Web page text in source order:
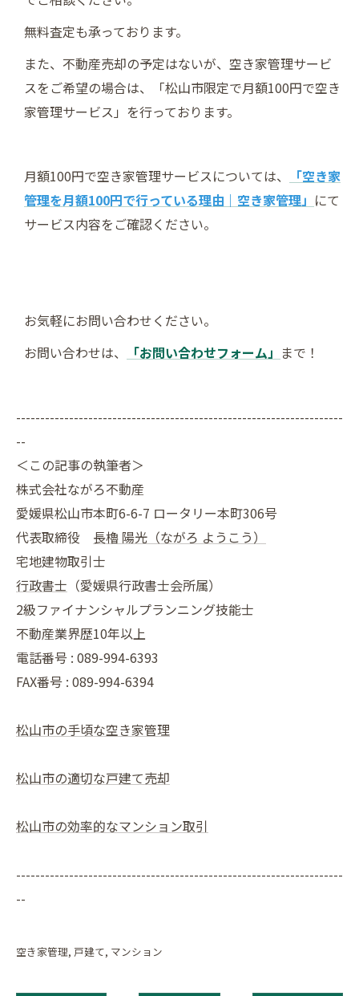
無料査定も承っております。
また、不動産売却の予定はないが、空き家管理サービ
スをご希望の場合は、「松山市限定で月額100円で空き
家管理サービス」を行っております。
月額100円で空き家管理サービスについては、
「空き家
管理を月額100円で行っている理由｜空き家管理」 にて
サービス内容をご確認ください。
お気軽にお問い合わせください。
お問い合わせは、
「お問い合わせフォーム」 まで！
--------------------------------------------------------------------
--
＜この記事の執筆者＞
株式会社ながろ不動産
愛媛県松山市本町6-6-7 ロータリー本町306号
代表取締役 長櫓 陽光（ながろ ようこう）
宅地建物取引士
行政書士 （愛媛県行政書士会所属）
2級ファイナンシャルプランニング技能士
不動産業界歴10年以上
電話番号 : 089-994-6393
FAX番号 : 089-994-6394
松山市の手頃な空き家管理
松山市の適切な戸建て売却
松山市の効率的なマンション取引
--------------------------------------------------------------------
--
空き家管理 戸建て マンション